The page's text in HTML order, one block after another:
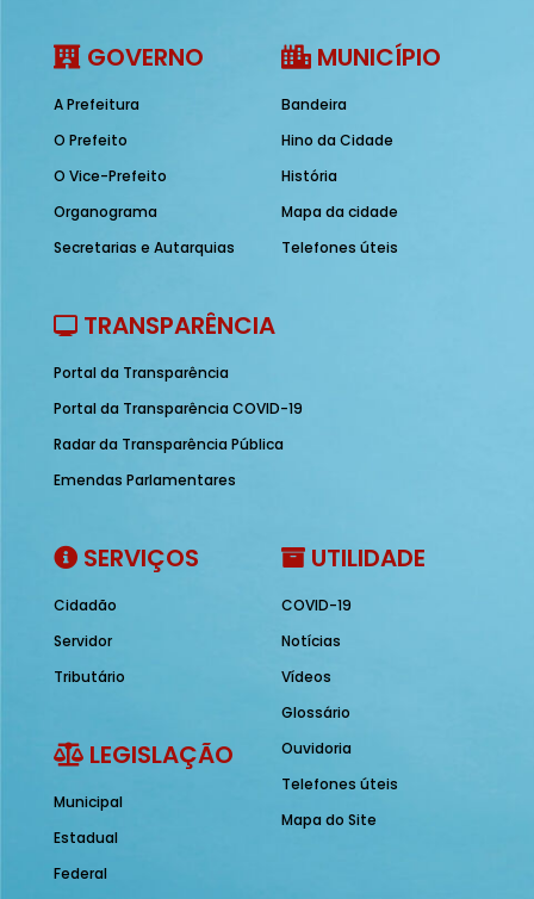
GOVERNO
A Prefeitura
O Prefeito
O Vice-Prefeito
Organograma
Secretarias e Autarquias
MUNICÍPIO
Bandeira
Hino da Cidade
História
Mapa da cidade
Telefones úteis
TRANSPARÊNCIA
Portal da Transparência
Portal da Transparência COVID-19
Radar da Transparência Pública
Emendas Parlamentares
SERVIÇOS
Cidadão
Servidor
Tributário
LEGISLAÇÃO
Municipal
Estadual
Federal
UTILIDADE
COVID-19
Notícias
Vídeos
Glossário
Ouvidoria
Telefones úteis
Mapa do Site